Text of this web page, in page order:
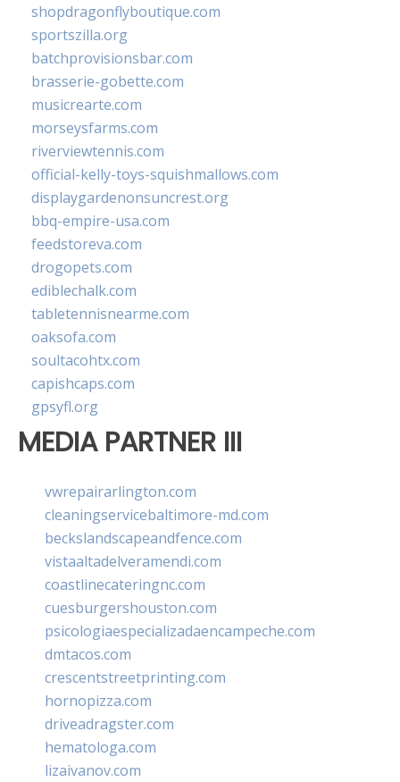
shopdragonflyboutique.com
sportszilla.org
batchprovisionsbar.com
brasserie-gobette.com
musicrearte.com
morseysfarms.com
riverviewtennis.com
official-kelly-toys-squishmallows.com
displaygardenonsuncrest.org
bbq-empire-usa.com
feedstoreva.com
drogopets.com
ediblechalk.com
tabletennisnearme.com
oaksofa.com
soultacohtx.com
capishcaps.com
gpsyfl.org
MEDIA PARTNER III
vwrepairarlington.com
cleaningservicebaltimore-md.com
beckslandscapeandfence.com
vistaaltadelveramendi.com
coastlinecateringnc.com
cuesburgershouston.com
psicologiaespecializadaencampeche.com
dmtacos.com
crescentstreetprinting.com
hornopizza.com
driveadragster.com
hematologa.com
lizaivanov.com